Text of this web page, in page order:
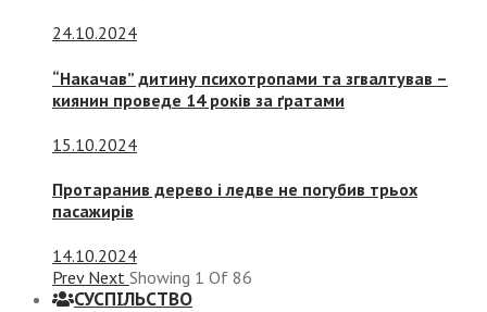
24.10.2024
“Накачав” дитину психотропами та згвалтував –
киянин проведе 14 років за ґратами
15.10.2024
Протаранив дерево і ледве не погубив трьох
пасажирів
14.10.2024
Prev Next Showing 1 Of 86
СУСПIЛЬСТВО